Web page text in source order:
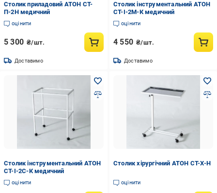
Столик приладовий АТОН СТ-
П-2Н медичний
оцінити
5 300 ₴/шт.
Доставимо
Столик інструментальний АТОН
СТ-І-2М-К медичний
оцінити
4 550 ₴/шт.
Доставимо
Столик інструментальний АТОН
СТ-І-2С-К медичний
оцінити
Столик хірургічний АТОН СТ-Х-Н
оцінити